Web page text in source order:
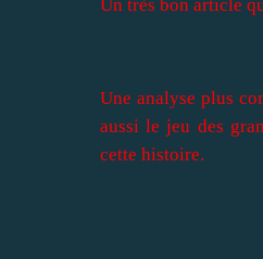
Un très bon article
Une analyse plus
aussi le jeu des
cette histoire.